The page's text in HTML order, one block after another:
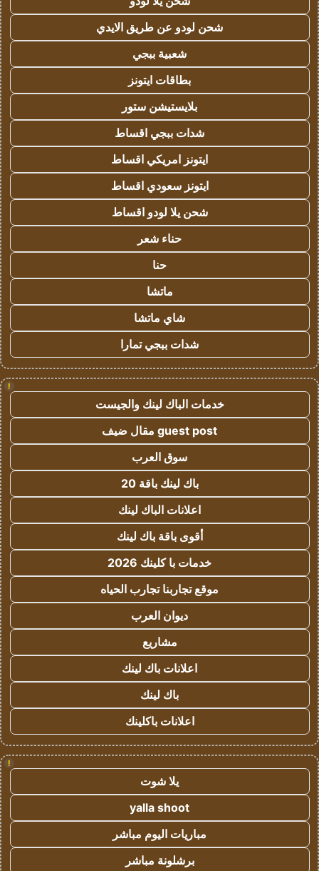
شحن لودو عن طريق الايدي
شعبية ببجي
بطاقات ايتونز
بلايستيشن ستور
شدات ببجي اقساط
ايتونز امريكي اقساط
ايتونز سعودي اقساط
شحن يلا لودو اقساط
حناء شعر
حنا
ماتشا
شاي ماتشا
شدات ببجي تمارا
!
خدمات الباك لينك والجيست
guest post مقال ضيف
سوق العرب
باك لينك باقة 20
اعلانات الباك لينك
أقوى باقة باك لينك
خدمات با كلينك 2026
موقع تجاربنا تجارب الحياه
ديوان العرب
مشاريع
اعلانات باك لينك
باك لينك
اعلانات باكلينك
!
يلا شوت
yalla shoot
مباريات اليوم مباشر
برشلونة مباشر